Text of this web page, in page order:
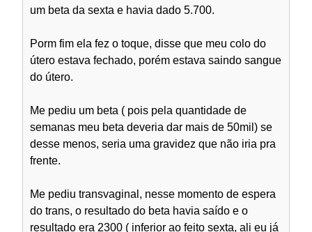
um beta da sexta e havia dado 5.700.
Porm fim ela fez o toque, disse que meu colo do
útero estava fechado, porém estava saindo sangue
do útero.
Me pediu um beta ( pois pela quantidade de
semanas meu beta deveria dar mais de 50mil) se
desse menos, seria uma gravidez que não iria pra
frente.
Me pediu transvaginal, nesse momento de espera
do trans, o resultado do beta havia saído e o
resultado era 2300 ( inferior ao feito sexta, ali eu já